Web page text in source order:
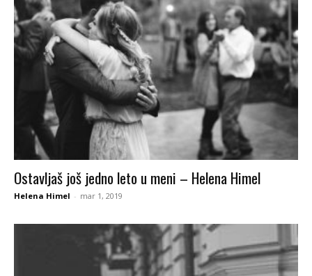
Ostavljaš još jedno leto u meni – Helena Himel
Helena Himel - mar 1, 2019